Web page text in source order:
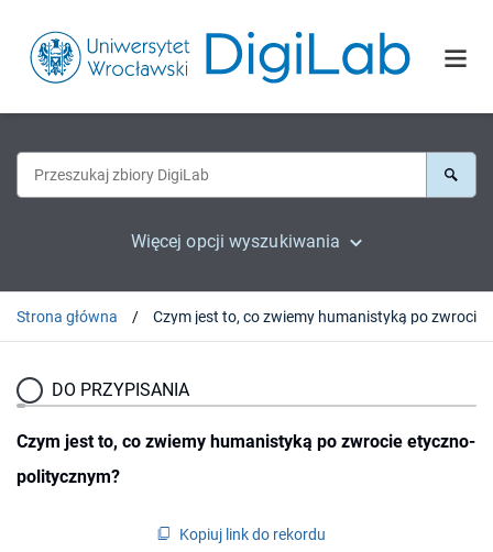
Więcej opcji wyszukiwania
Strona główna
DO PRZYPISANIA
Czym jest to, co zwiemy humanistyką po zwrocie etyczno-
politycznym?
Kopiuj link do rekordu